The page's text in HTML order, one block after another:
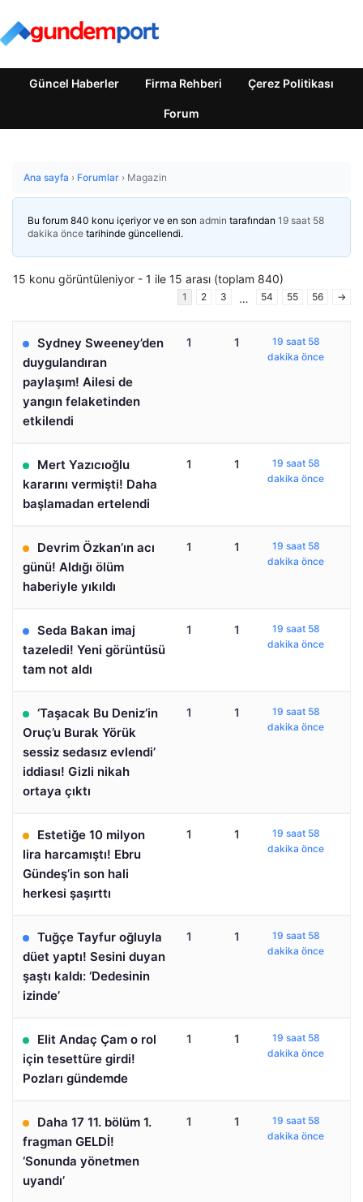
Güncel Haberler Firma Rehberi Çerez Politikası
Forum
Ana sayfa › Forumlar › Magazin
Bu forum 840 konu içeriyor ve en son admin tarafından 19 saat 58
dakika önce tarihinde güncellendi.
15 konu görüntüleniyor - 1 ile 15 arası (toplam 840)
1 2 3 … 54 55 56 →
Sydney Sweeney’den
duygulandıran
paylaşım! Ailesi de
yangın felaketinden
etkilendi
1 1
19 saat 58
dakika önce
Mert Yazıcıoğlu
kararını vermişti! Daha
başlamadan ertelendi
1 1
19 saat 58
dakika önce
Devrim Özkan’ın acı
günü! Aldığı ölüm
haberiyle yıkıldı
1 1
19 saat 58
dakika önce
Seda Bakan imaj
tazeledi! Yeni görüntüsü
tam not aldı
1 1
19 saat 58
dakika önce
‘Taşacak Bu Deniz’in
Oruç’u Burak Yörük
sessiz sedasız evlendi’
iddiası! Gizli nikah
ortaya çıktı
1 1
19 saat 58
dakika önce
Estetiğe 10 milyon
lira harcamıştı! Ebru
Gündeş’in son hali
herkesi şaşırttı
1 1
19 saat 58
dakika önce
Tuğçe Tayfur oğluyla
düet yaptı! Sesini duyan
şaştı kaldı: ‘Dedesinin
izinde’
1 1
19 saat 58
dakika önce
Elit Andaç Çam o rol
için tesettüre girdi!
Pozları gündemde
1 1
19 saat 58
dakika önce
Daha 17 11. bölüm 1.
fragman GELDİ!
‘Sonunda yönetmen
uyandı’
1 1
19 saat 58
dakika önce